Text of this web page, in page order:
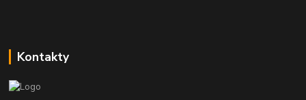
Kontakty